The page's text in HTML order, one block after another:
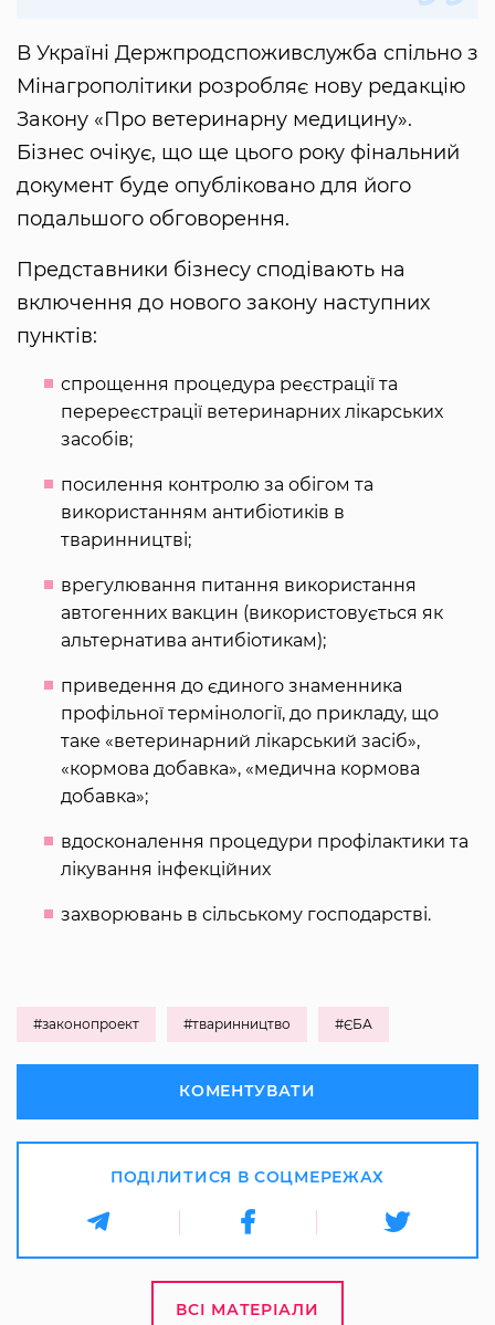
В Україні Держпродспоживслужба спільно з
Мінагрополітики розробляє нову редакцію
Закону «Про ветеринарну медицину».
Бізнес очікує, що ще цього року фінальний
документ буде опубліковано для його
подальшого обговорення.
Представники бізнесу сподівають на
включення до нового закону наступних
пунктів:
спрощення процедура реєстрації та
перереєстрації ветеринарних лікарських
засобів;
посилення контролю за обігом та
використанням антибіотиків в
тваринництві;
врегулювання питання використання
автогенних вакцин (використовується як
альтернатива антибіотикам);
приведення до єдиного знаменника
профільної термінології, до прикладу, що
таке «ветеринарний лікарський засіб»,
«кормова добавка», «медична кормова
добавка»;
вдосконалення процедури профілактики та
лікування інфекційних
захворювань в сільському господарстві.
#законопроект #тваринництво #ЄБА
КОМЕНТУВАТИ
ПОДІЛИТИСЯ В СОЦМЕРЕЖАХ
ВСІ МАТЕРІАЛИ